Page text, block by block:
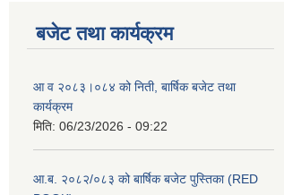
बजेट तथा कार्यक्रम
आ व २०८३।०८४ को निती, बार्षिक बजेट तथा
कार्यक्रम
मिति: 06/23/2026 - 09:22
आ.ब. २०८२/०८३ को बार्षिक बजेट पुस्तिका (RED